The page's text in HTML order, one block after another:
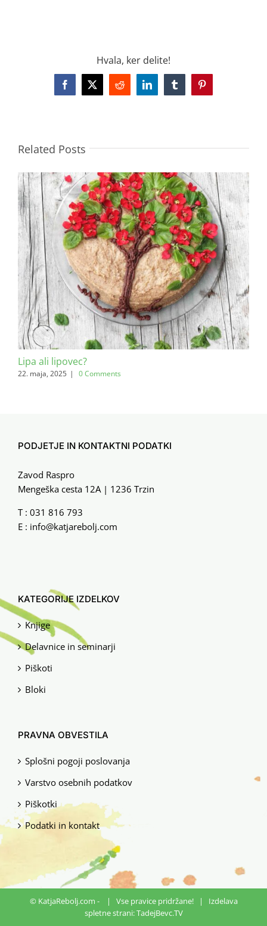
Hvala, ker delite!
Facebook
X Reddit LinkedInTumblrPinterest
Related Posts
Lipa ali lipovec?
22. maja, 2025 | 0 Comments
PODJETJE IN KONTAKTNI PODATKI
Zavod Raspro
Mengeška cesta 12A | 1236 Trzin
T : 031 816 793
E : info@katjarebolj.com
KATEGORIJE IZDELKOV
Knjige
Delavnice in seminarji
Piškoti
Bloki
PRAVNA OBVESTILA
Splošni pogoji poslovanja
Varstvo osebnih podatkov
Piškotki
Podatki in kontakt
© KatjaRebolj.com -
| Vse pravice pridržane! | Izdelava
spletne strani:TadejBevc.TV